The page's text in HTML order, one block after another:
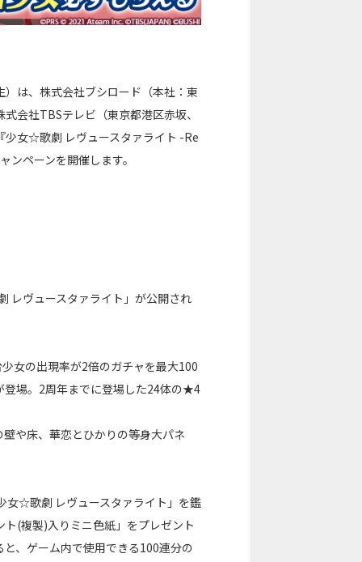
は、株式会社ブシロード（本社：東
会社TBSテレビ（東京都港区赤坂、
少女☆歌劇 レヴュースタァライト -Re
ペーンを開催します。
レヴュースタァライト」が公開され
女の出現率が2倍のガチャを最大100
登場。2周年までに登場した24体の★4
や床、華恋とひかりの等身大パネ
女☆歌劇 レヴュースタァライト」を鑑
(複製)入りミニ色紙」をプレゼント
、ゲーム内で使用できる100連分の